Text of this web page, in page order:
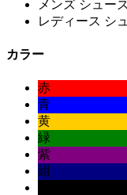
メンズ シュー
レディース シ
カラー
赤
青
黄
緑
紫
紺